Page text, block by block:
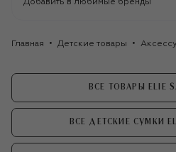
Добавить в любимые бренды
Главная Детские товары
ВСЕ ТОВАРЫ ELIE
ВСЕ ДЕТСКИЕ СУМКИ